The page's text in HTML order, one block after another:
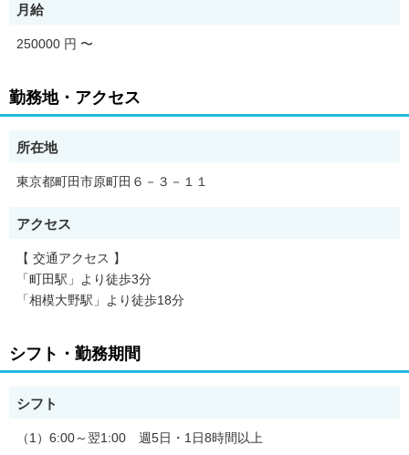
月給
250000 円 〜
勤務地・アクセス
所在地
東京都町田市原町田６－３－１１
アクセス
【 交通アクセス 】
「町田駅」より徒歩3分
「相模大野駅」より徒歩18分
シフト・勤務期間
シフト
（1）6:00～翌1:00 週5日・1日8時間以上